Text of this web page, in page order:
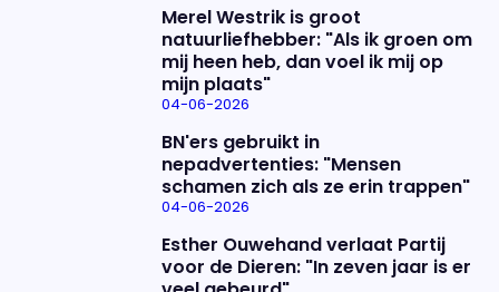
Merel Westrik is groot
natuurliefhebber: "Als ik groen om
mij heen heb, dan voel ik mij op
mijn plaats"
04-06-2026
BN'ers gebruikt in
nepadvertenties: "Mensen
schamen zich als ze erin trappen"
04-06-2026
Esther Ouwehand verlaat Partij
voor de Dieren: "In zeven jaar is er